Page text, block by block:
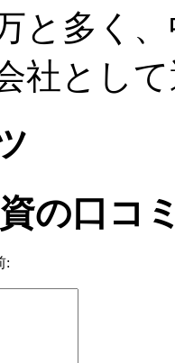
と多く
社とし
の口コ
: